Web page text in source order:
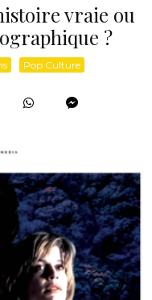
vraie ou
?
Pop Culture